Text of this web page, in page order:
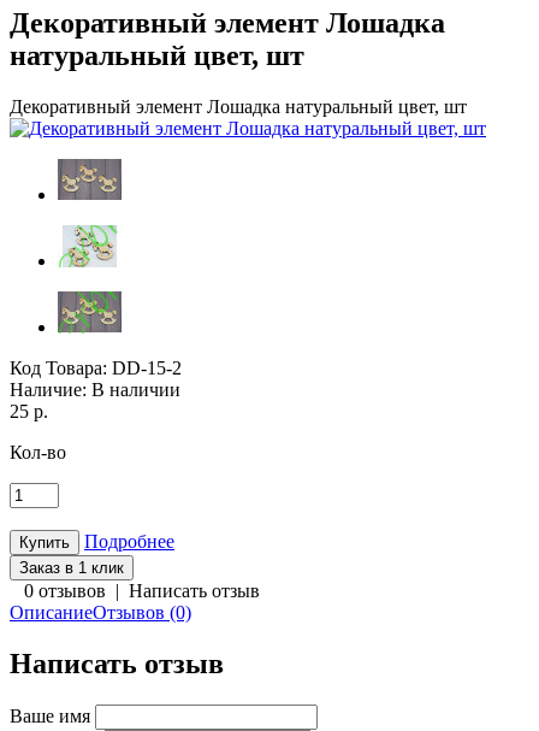
Декоративный элемент Лошадка
натуральный цвет, шт
Декоративный элемент Лошадка натуральный цвет, шт
Код Товара: DD-15-2
Наличие: В наличии
25 р.
Кол-во
Подробнее
Заказ в 1 клик
0 отзывов | Написать отзыв
ОписаниеОтзывов (0)
Написать отзыв
Ваше имя